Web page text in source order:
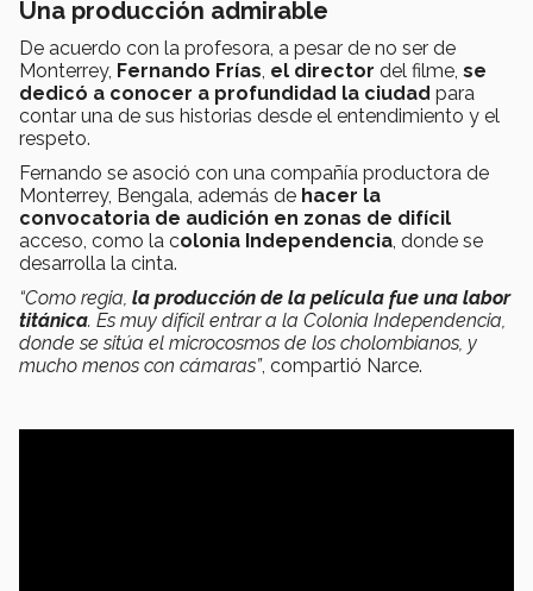
Una producción admirable
De acuerdo con la profesora, a pesar de no ser de
Monterrey, Fernando Frías, el director del filme, se
dedicó a conocer a profundidad la ciudad para
contar una de sus historias desde el entendimiento y el
respeto.
Fernando se asoció con una compañía productora de
Monterrey, Bengala, además de hacer la
convocatoria de audición en zonas de difícil
acceso, como la colonia Independencia, donde se
desarrolla la cinta.
“Como regia, la producción de la película fue una labor
titánica. Es muy difícil entrar a la Colonia Independencia,
donde se sitúa el microcosmos de los cholombianos, y
mucho menos con cámaras”, compartió Narce.